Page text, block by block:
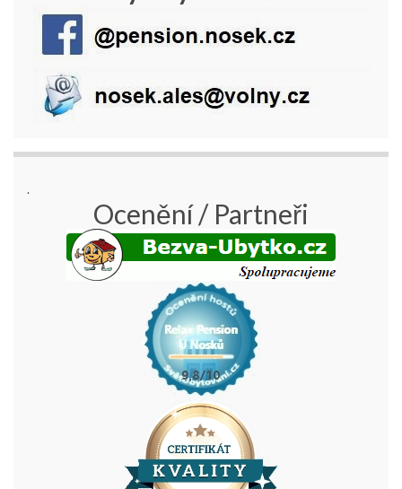
.
Ocenění / Partneři